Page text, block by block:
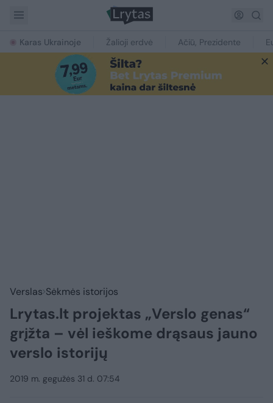
Karas Ukrainoje Žalioji erdvė Ačiū, Prezidente
Verslas Sėkmės istorijos
Lrytas.lt projektas „Verslo genas“
grįžta – vėl ieškome drąsaus jauno
verslo istorijų
2019 m. gegužės 31 d. 07:54